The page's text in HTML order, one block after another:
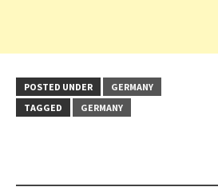
POSTED UNDER
GERMANY
TAGGED
GERMANY